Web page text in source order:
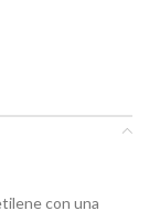
con una